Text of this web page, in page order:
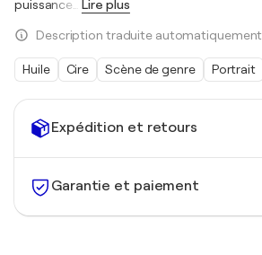
Expédition et retours
Garantie et paiement
puissance Lire plus
Description traduite automatiquement.
Huile Cire Scène de genre Portrait